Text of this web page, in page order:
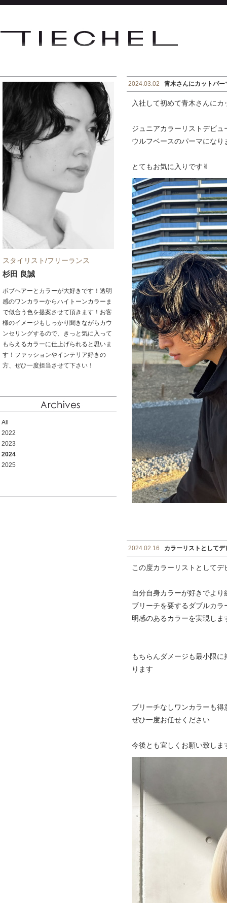
スタイリスト/フリーランス
杉田 良誠
ボブヘアーとカラーが大好きです！透明
感のワンカラーからハイトーンカラーま
で似合う色を提案させて頂きます！お客
様のイメージもしっかり聞きながらカウ
ンセリングするので、きっと気に入って
もらえるカラーに仕上げられると思いま
す！ファッションやインテリア好きの
方、ぜひ一度担当させて下さい！
All
2022
2023
2024
2025
2024.03.02 青木さんにカットパ
入社して初めて青木さんに
ジュニアカラーリストデビ
ウルフベースのパーマになり
とてもお気に入りです✌︎
2024.02.16 カラーリストとして
この度カラーリストとして
自分自身カラーが好きでよ
ブリーチを要するダブルカ
明感のあるカラーを実現しま
もちらんダメージも最小限
ります
ブリーチなしワンカラーも得
ぜひ一度お任せください
今後とも宜しくお願い致しま